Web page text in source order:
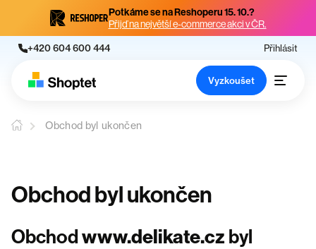
Potkáme se na Reshoperu 15. 10.?
Přijď na největší e-commerce akci v ČR.
+420 604 600 444 Přihlásit
Vyzkoušet
Obchod byl ukončen
Obchod byl ukončen
Obchodwww.delikate.cz byl